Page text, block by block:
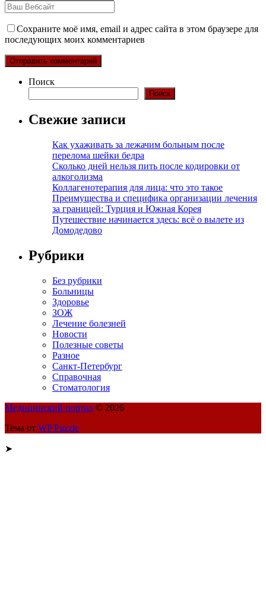
Сохраните моё имя, email и адрес сайта в этом браузере для
последующих моих комментариев
Поиск
Поиск
Свежие записи
Как ухаживать за лежачим больным после
перелома шейки бедра
Сколько дней нельзя пить после кодировки от
алкоголизма
Коллагенотерапия для лица: что это такое
Преимущества и специфика организации лечения
за границей: Турция и Южная Корея
Путешествие начинается здесь: всё о вылете из
Домодедово
Рубрики
Без рубрики
Больницы
Здоровье
ЗОЖ
Лечение болезней
Новости
Полезные советы
Разное
Санкт-Петербург
Справочная
Стоматология
Медицинский портал © 2026
Тема от WP Puzzle
➤